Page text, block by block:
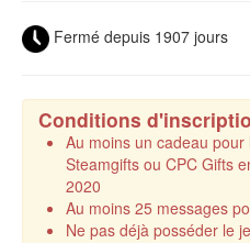
Fermé depuis 1907 jours
Conditions
Au moins un cadeau
Steamgifts ou CPC Gifts
2020
Au moins 25 messages
Ne pas déjà posséder le